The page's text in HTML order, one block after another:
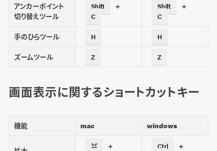
アンカーポイント
切り替えツール
Shift +
C
Shift +
C
手のひらツール H H
ズームツール Z Z
画面表示に関するショートカットキー
機能 mac windows
⌘ + Ctrl +